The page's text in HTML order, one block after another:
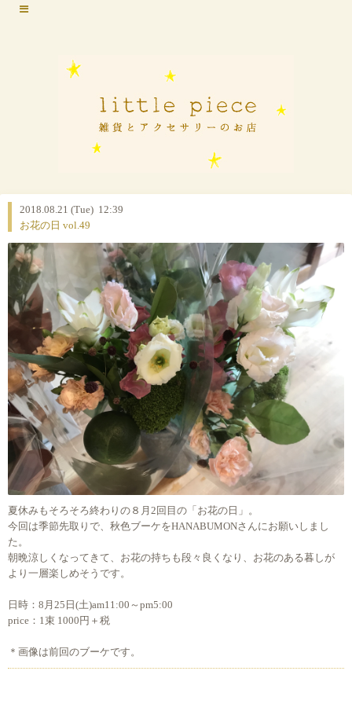
2018.08.21 (Tue) 12:39
お花の日 vol.49
夏休みもそろそろ終わりの８月2回目の「お花の日」。
今回は季節先取りで、秋色ブーケをHANABUMONさんにお願いしまし
た。
朝晩涼しくなってきて、お花の持ちも段々良くなり、お花のある暮しが
より一層楽しめそうです。
日時：8月25日(土)am11:00～pm5:00
price：1束 1000円＋税
＊画像は前回のブーケです。